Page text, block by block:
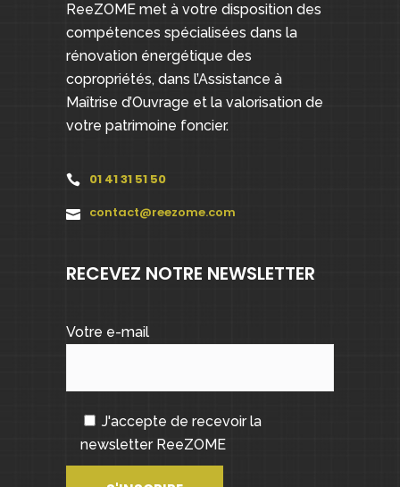
ReeZOME met à votre disposition des
compétences spécialisées dans la
rénovation énergétique des
copropriétés, dans l’Assistance à
Maîtrise d’Ouvrage et la valorisation de
votre patrimoine foncier.
01 41 31 51 50
contact@reezome.com
RECEVEZ NOTRE NEWSLETTER
Votre e-mail
J'accepte de recevoir la
newsletter ReeZOME